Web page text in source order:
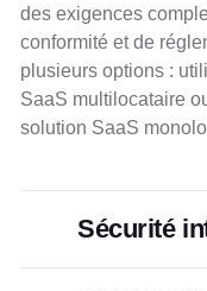
des exigences
conformité et de
plusieurs options :
SaaS multilocataire
solution SaaS
Sécurité